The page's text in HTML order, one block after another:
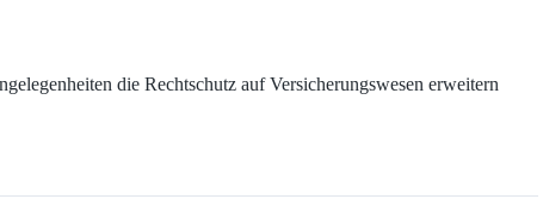
die Rechtschutz auf Versicherungswesen erweitern